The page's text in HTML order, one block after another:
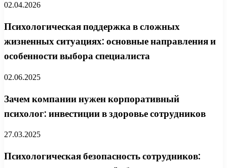
02.04.2026
Психологическая поддержка в сложных
жизненных ситуациях: основные направления и
особенности выбора специалиста
02.06.2025
Зачем компании нужен корпоративный
психолог: инвестиции в здоровье сотрудников
27.03.2025
Психологическая безопасность сотрудников: